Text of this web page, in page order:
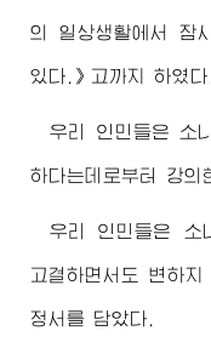
의 일상생활에서 잠
있다.》고까지 하였다.
우리 인민들은 소
하다는데로부터 강의
우리 인민들은 소
고결하면서도 변하
정서를 담았다.